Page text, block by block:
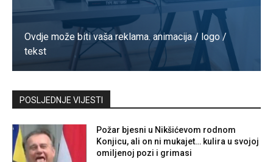
Ovdje može biti vaša reklama. animacija / logo /
tekst
Kontaktirajte nas
POSLJEDNJE VIJESTI
Požar bjesni u Nikšićevom rodnom
Konjicu, ali on ni mukajet… kulira u svojoj
omiljenoj pozi i grimasi